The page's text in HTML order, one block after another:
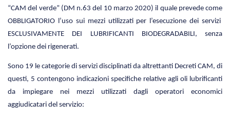
“CAM del verde” (DM n.63 del 10 marzo 2020) il quale prevede come
OBBLIGATORIO l’uso sui mezzi utilizzati per l’esecuzione dei servizi
ESCLUSIVAMENTE DEI LUBRIFICANTI BIODEGRADABILI, senza
l’opzione dei rigenerati.
Sono 19 le categorie di servizi disciplinati da altrettanti Decreti CAM, di
questi, 5 contengono indicazioni specifiche relative agli oli lubrificanti
da impiegare nei mezzi utilizzati dagli operatori economici
aggiudicatari del servizio: